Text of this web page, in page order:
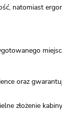
natomiast
oraz
złożenie